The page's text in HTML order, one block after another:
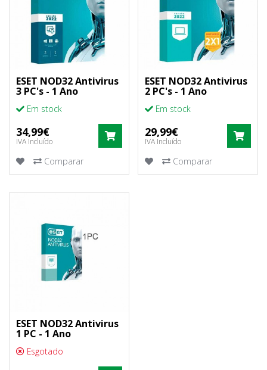
ESET NOD32 Antivirus
3 PC's - 1 Ano
Em stock
34,99€
IVA Incluído COMPRAR
Comparar
ESET NOD32 Antivirus
2 PC's - 1 Ano
Em stock
29,99€
IVA Incluído
Comparar
ESET NOD32 Antivirus
1 PC - 1 Ano
Esgotado